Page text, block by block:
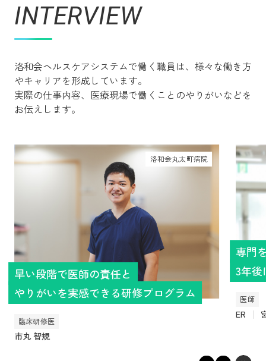
INTERVIEW
洛和会ヘルスケアシステムで働く職員は、様々な働き方
やキャリアを形成しています。
実際の仕事内容、医療現場で働くことのやりがいなどを
お伝えします。
洛和会丸太町病院
早い段階で医師の責任と
やりがいを実感できる研修プログラム
臨床研修医
市丸 智規
専門
3年
医師
ER